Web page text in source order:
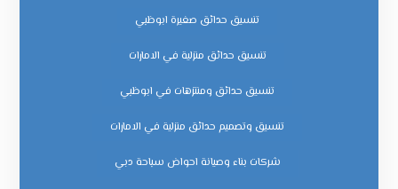
تنسيق حدائق صغيرة ابوظبي
تنسيق حدائق منزلية في الامارات
تنسيق حدائق ومنتزهات في ابوظبي
تنسيق وتصميم حدائق منزلية في الامارات
شركات بناء وصيانة احواض سباحة دبي